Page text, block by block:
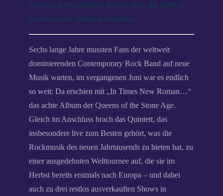
shows will be contacted directly from the point of
purchase with further information.
Sechs lange Jahre mussten Fans der weltweit
dominierenden Contemporary Rock Band auf neue
Musik warten, im vergangenen Juni war es endlich
so weit: Da erschien mit „In Times New Roman…“
das achte Album der Queens of the Stone Age.
Gleich im Anschluss brach das Quintett, das
insbesondere live zum Besten gehört, was die
Rockmusik des neuen Jahrtausends zu bieten hat, zu
einer ausgedehnten Welttournee auf, die sie im
Herbst bereits erstmals nach Europa – und dabei
auch zu drei restlos ausverkauften Shows in